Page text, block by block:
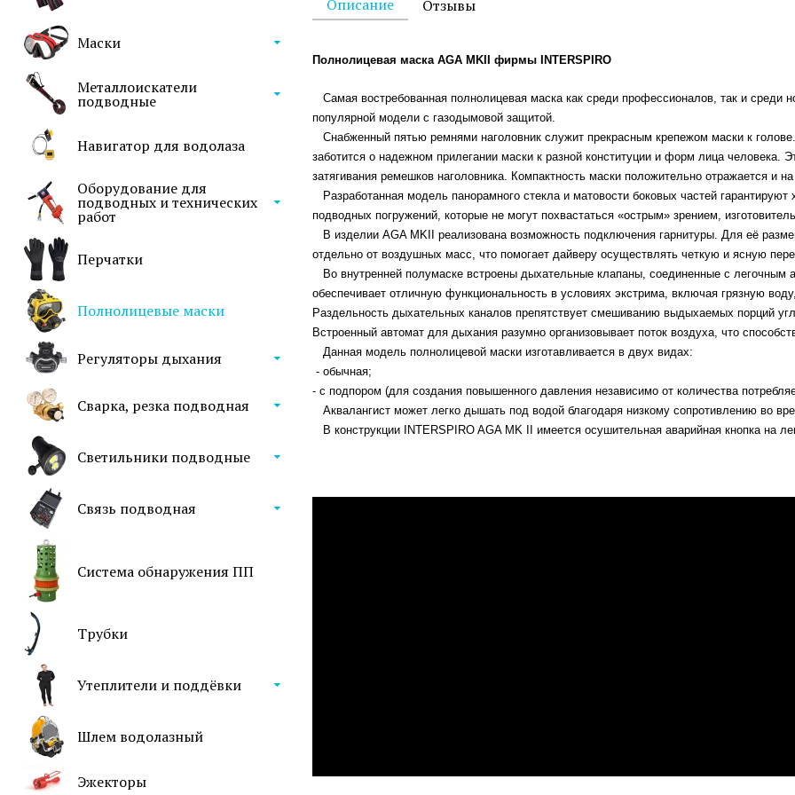
Маски
Металлоискатели
подводные
Навигатор для водолаза
Оборудование для
подводных и технических
работ
Перчатки
Полнолицевые маски
Регуляторы дыхания
Сварка, резка подводная
Светильники подводные
Связь подводная
Система обнаружения ПП
Трубки
Утеплители и поддёвки
Шлем водолазный
Эжекторы
Описание
Полнолицевая маска AGA MKII фирмы INTERSPIRO
Самая востребованная полнолицевая маска как среди профессионалов, так и среди
популярной модели с газодымовой защитой.
Снабженный пятью ремнями наголовник служит прекрасным крепежом маски к
заботится о надежном прилегании маски к разной конституции и форм лица человека.
затягивания ремешков наголовника. Компактность маски положительно отражается и
Разработанная модель панорамного стекла и матовости боковых частей
подводных погружений, которые не могут похвастаться «острым» зрением,
В изделии AGA MKII реализована возможность подключения гарнитуры. Для её
отдельно от воздушных масс, что помогает дайверу осуществлять четкую и ясную
Во внутренней полумаске встроены дыхательные клапаны, соединенные с легочным
обеспечивает отличную функциональность в условиях экстрима, включая грязную
Раздельность дыхательных каналов препятствует смешиванию выдыхаемых порций
Встроенный автомат для дыхания разумно организовывает поток воздуха, что
Данная модель полнолицевой маски изготавливается в двух видах:
- обычная;
- с подпором (для создания повышенного давления независимо от количества
Аквалангист может легко дышать под водой благодаря низкому сопротивлению во
В конструкции INTERSPIRO AGA MK II имеется осушительная аварийная кнопка на
Отзывы